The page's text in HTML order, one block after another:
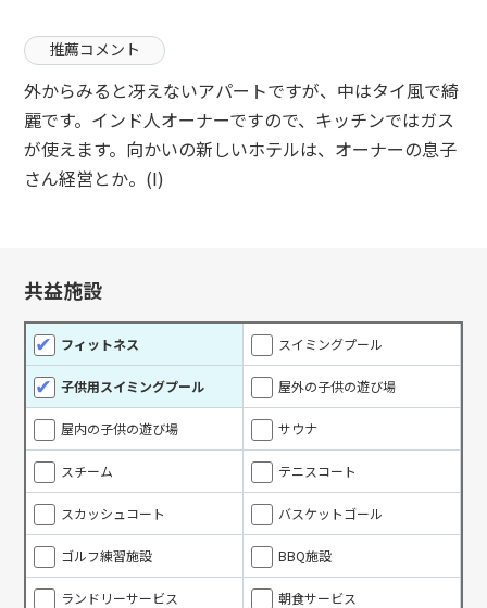
推薦コメント
外からみると冴えないアパートですが、中はタイ風で綺
麗です。インド人オーナーですので、キッチンではガス
が使えます。向かいの新しいホテルは、オーナーの息子
さん経営とか。(I)
共益施設
フィットネス スイミングプール
子供用スイミングプール 屋外の子供の遊び場
屋内の子供の遊び場 サウナ
スチーム テニスコート
スカッシュコート バスケットゴール
ゴルフ練習施設 BBQ施設
ランドリーサービス 朝食サービス